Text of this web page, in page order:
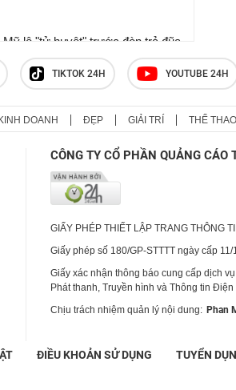
Mỹ lộ "tử huyệt" trước đòn trả đũa
khốc liệt của Iran, ông Trump nổi
cơn thịnh nộ
Iran đặt quân đội vào trạng thái
TIKTOK 24H YOUTUBE 24H
DOANH ĐẸP GIẢI TRÍ THỂ THAO
CÔNG TY CỔ PHẦN QUẢNG CÁO
GIẤY PHÉP THIẾT LẬP TRANG THÔNG
Giấy phép số 180/GP-STTTT ngày cấp
Giấy xác nhận thông báo cung cấp dịch
Phát thanh, Truyền hình và Thông tin
Chịu trách nhiệm quản lý nội dung: Phan
ĐIỀU KHOẢN SỬ DỤNG TUYỂN